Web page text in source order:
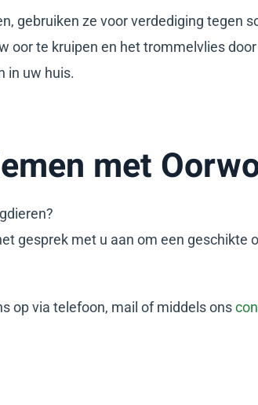
gebruiken ze voor verdediging tegen
oor te kruipen en het trommelvlies
in uw huis.
met
gesprek met u aan om een geschikte
op via telefoon, mail of middels ons